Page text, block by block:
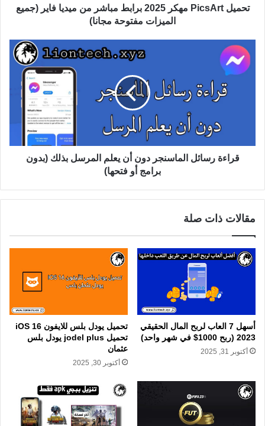
تحميل PicsArt مهكر 2025 برابط مباشر من ميديا فاير (جميع
الميزات مفتوحة مجانا)
قراءة رسائل الماسنجر دون أن يعلم المرسل بذلك (بدون
برامج أو فتحها)
مقالات ذات صلة
أسهل 7 العاب لربح المال الحقيقي
2023 (ربح 1000$ في شهر واحد)
أكتوبر 31, 2025
تحميل يودل بلس للايفون iOS 16
تحميل jodel plus يودل بلس
عثمان
أكتوبر 30, 2025